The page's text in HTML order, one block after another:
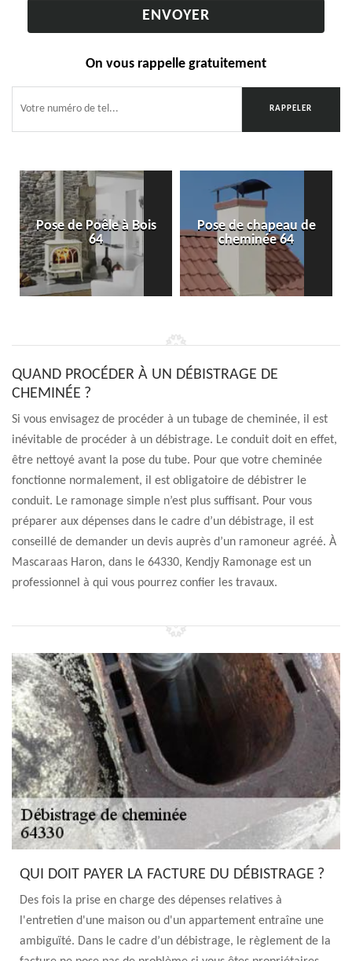
On vous rappelle gratuitement
Pose de Poêle à Bois
64
Pose de chapeau de
cheminée 64
QUAND PROCÉDER À UN DÉBISTRAGE DE
CHEMINÉE ?
Si vous envisagez de procéder à un tubage de cheminée, il est
inévitable de procéder à un débistrage. Le conduit doit en effet,
être nettoyé avant la pose du tube. Pour que votre cheminée
fonctionne normalement, il est obligatoire de débistrer le
conduit. Le ramonage simple n’est plus suffisant. Pour vous
préparer aux dépenses dans le cadre d’un débistrage, il est
conseillé de demander un devis auprès d’un ramoneur agréé. À
Mascaraas Haron, dans le 64330, Kendjy Ramonage est un
professionnel à qui vous pourrez confier les travaux.
QUI DOIT PAYER LA FACTURE DU DÉBISTRAGE ?
Des fois la prise en charge des dépenses relatives à
l'entretien d'une maison ou d'un appartement entraîne une
ambiguïté. Dans le cadre d’un débistrage, le règlement de la